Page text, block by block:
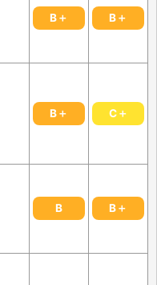
B＋ B＋
B＋ C＋
B B＋